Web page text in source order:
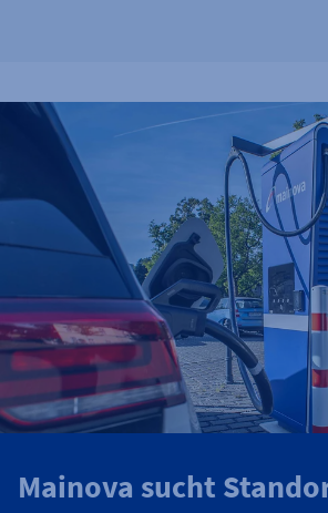
Mainova sucht